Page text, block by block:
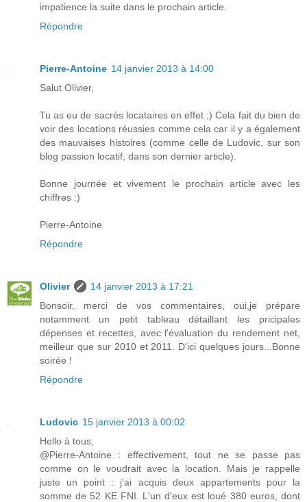
impatience la suite dans le prochain article.
Répondre
Pierre-Antoine 14 janvier 2013 à 14:00
Salut Olivier,
Tu as eu de sacrés locataires en effet ;) Cela fait du bien de
voir des locations réussies comme cela car il y a également
des mauvaises histoires (comme celle de Ludovic, sur son
blog passion locatif, dans son dernier article).
Bonne journée et vivement le prochain article avec les
chiffres :)
Pierre-Antoine
Répondre
Olivier
14 janvier 2013 à 17:21
Bonsoir, merci de vos commentaires, oui,je prépare
notamment un petit tableau détaillant les pricipales
dépenses et recettes, avec l'évaluation du rendement net,
meilleur que sur 2010 et 2011. D'ici quelques jours...Bonne
soirée !
Répondre
Ludovic 15 janvier 2013 à 00:02
Hello à tous,
@Pierre-Antoine : effectivement, tout ne se passe pas
comme on le voudrait avec la location. Mais je rappelle
juste un point : j'ai acquis deux appartements pour la
somme de 52 KE FNI. L'un d'eux est loué 380 euros, dont